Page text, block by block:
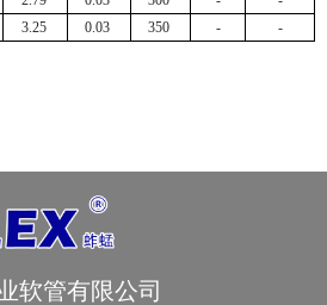
3.25 0.03 350 - -
软管有限公司